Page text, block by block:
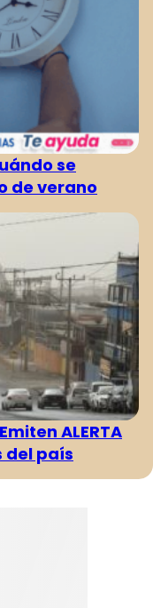
se
de verano
ALERTA
del país